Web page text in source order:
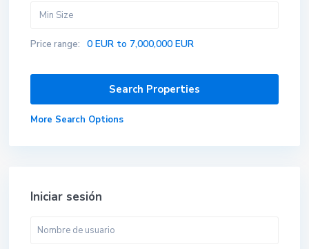
Price range: 0 EUR to 7,000,000 EUR
More Search Options
Iniciar sesión